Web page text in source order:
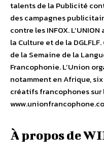
talents de la Publicité
des campagnes
contre les INFOX.
la Culture et de la
de la Semaine de la
Francophonie. L’Union
notamment en Afrique,
créatifs francophones
À propos de